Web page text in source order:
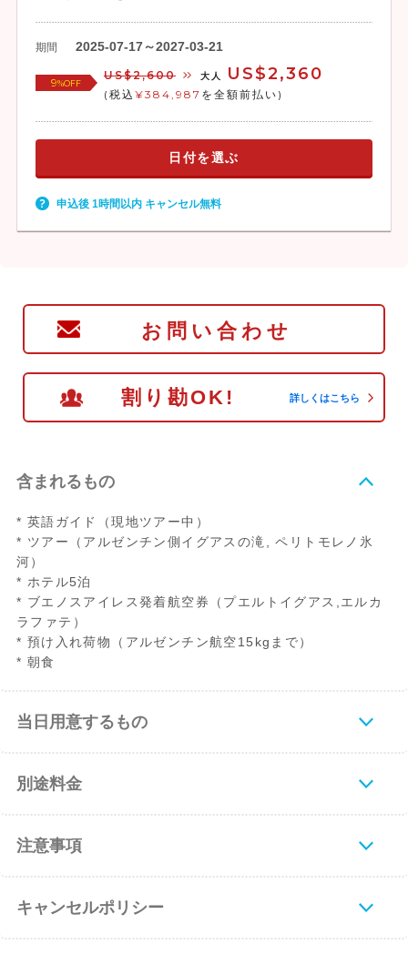
期間 2025-07-17～2027-03-21
9%OFF
US$2,600 大人 US$2,360
(税込 ¥384,987 を全額前払い)
日付を選ぶ
申込後 1時間以内 キャンセル無料
お問い合わせ
割り勘OK! 詳しくはこちら
含まれるもの
* 英語ガイド（現地ツアー中）
* ツアー（アルゼンチン側イグアスの滝, ペリトモレノ氷
河）
* ホテル5泊
* ブエノスアイレス発着航空券（プエルトイグアス,エルカ
ラファテ）
* 預け入れ荷物（アルゼンチン航空15kgまで）
* 朝食
当日用意するもの
別途料金
注意事項
キャンセルポリシー